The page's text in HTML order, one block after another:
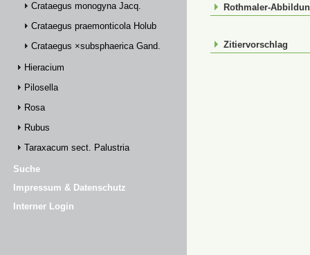
Crataegus monogyna Jacq.
Crataegus praemonticola Holub
Crataegus ×subsphaerica Gand.
Hieracium
Pilosella
Rosa
Rubus
Taraxacum sect. Palustria
Suche
Impressum & Datenschutz
Interner Login
Rothmaler-
Zitiervorschlag